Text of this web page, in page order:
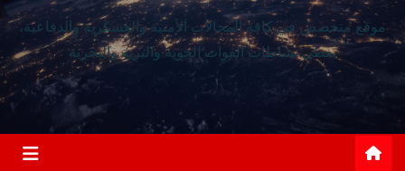
موقع متخصص في كافة المجالات الأمنية والعسكرية والدفاعية،
يغطي نشاطات القوات الجوية والبرية والبحرية